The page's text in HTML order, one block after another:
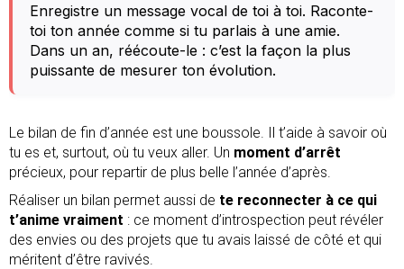
Enregistre un message vocal de toi à toi. Raconte-
toi ton année comme si tu parlais à une amie.
Dans un an, réécoute-le : c’est la façon la plus
puissante de mesurer ton évolution.
Le bilan de fin d’année est une boussole. Il t’aide à savoir où
tu es et, surtout, où tu veux aller. Un moment d’arrêt
précieux, pour repartir de plus belle l’année d’après.
Réaliser un bilan permet aussi de te reconnecter à ce qui
t’anime vraiment : ce moment d’introspection peut révéler
des envies ou des projets que tu avais laissé de côté et qui
méritent d’être ravivés.